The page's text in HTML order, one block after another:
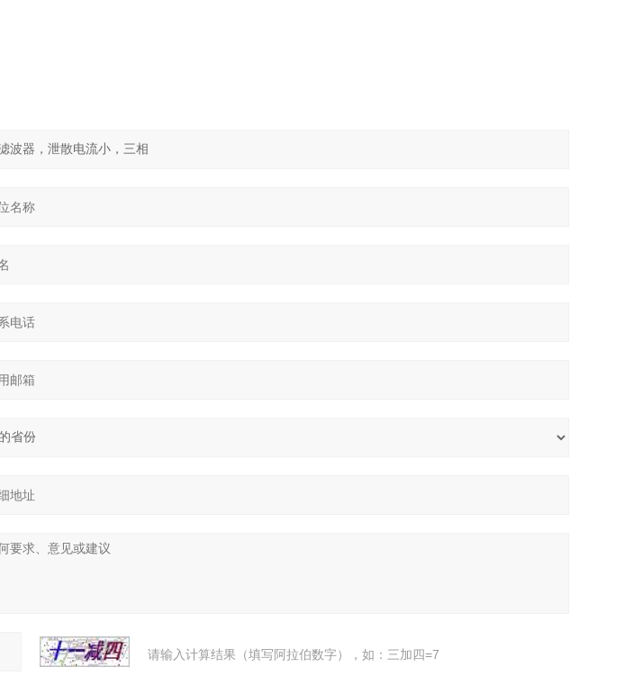
请输入计算结果（填写阿拉伯数字），如：三加四=7